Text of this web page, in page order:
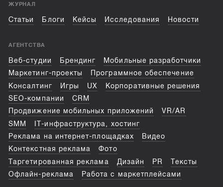
ЖУРНАЛ
Статьи Блоги Кейсы Исследования Новости
АГЕНТСТВА
Веб-студии Брендинг
Мобильные разработчики
Маркетинг-проекты
Программное обеспечение
Консалтинг
Игры UX
Корпоративные решения
SEO-компании
CRM
Продвижение мобильных приложений
VR/AR
SMM
IT-инфраструктура, хостинг
Реклама на интернет-площадках
Видео
Контекстная реклама
Фото
Таргетированная реклама
Дизайн PR
Тексты
Офлайн-реклама
Работа с маркетплейсами